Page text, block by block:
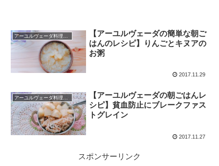
アーユルヴェーダ料理レシピ
【アーユルヴェーダの簡単な朝ご
はんのレシピ】りんごとキヌアの
お粥
2017.11.29
【アーユルヴェーダの朝ごはんレ
シピ】貧血防止にブレークファス
トグレイン
2017.11.27
スポンサーリンク